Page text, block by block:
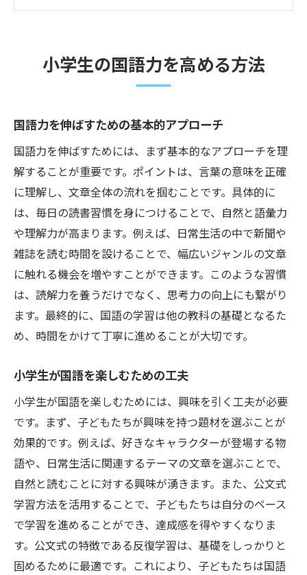
国語力を支える家庭学習のポイント
読み取り力を伸ばす国語学習法
読み取り力を高めるためのステップ
公文式で身につく国語の読解力
国語力向上に役立つ学習ツール
小学生におすすめの国語学習法
国語の楽しさを伝える学びの工夫
効果的な国語の読み取り術とは
国語の読解力を上げるための具体的方法
公文式で効果的に学ぶ国語のテクニック
小学生が楽しめる国語の読み取り術
読解力を鍛えるための国語教材の選び方
国語学習で自己表現力を磨く方法
国語力向上に役立つ学習のコツ
国語力向上のための実践的な学習ヒント
小学生が自信を持って国語と向き合うため
に
国語の課題を克服するためのサポート
公文式学習法で国語力をしっかり鍛える
家庭でもできる国語力アップの工夫
国語の読解力を向上させる家庭学習法
小学生の国語力を高める方法
国語力を伸ばすための基本的アプローチ
国語力を伸ばすためには、まず基本的なアプローチを理
解することが重要です。ポイントは、言葉の意味を正確
に理解し、文章全体の流れを掴むことです。具体的に
は、毎日の読書習慣を身につけることで、自然と語彙力
や理解力が高まります。例えば、日常生活の中で新聞や
雑誌を読む時間を設けることで、幅広いジャンルの文章
に触れる機会を増やすことができます。このような習慣
は、読解力を養うだけでなく、思考力の向上にも繋がり
ます。最終的に、国語の学習は他の教科の基礎となるた
め、時間をかけて丁寧に進めることが大切です。
小学生が国語を楽しむための工夫
小学生が国語を楽しむためには、興味を引く工夫が必要
です。まず、子どもたちが興味を持つ題材を選ぶことが
効果的です。例えば、好きなキャラクターが登場する物
語や、日常生活に関連するテーマの文章を選ぶことで、
自然と読むことに対する興味が湧きます。また、公文式
学習方法を活用することで、子どもたちは自分のペース
で学習を進めることができ、達成感を得やすくなりま
す。公文式の特徴である反復学習は、基礎をしっかりと
固めるために最適です。これにより、子どもたちは国語